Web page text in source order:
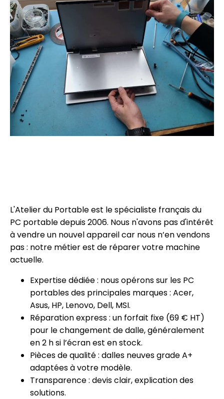
L'Atelier du Portable est le spécialiste français du
PC portable depuis 2006. Nous n'avons pas d'intérêt
à vendre un nouvel appareil car nous n’en vendons
pas : notre métier est de réparer votre machine
actuelle.
Expertise dédiée : nous opérons sur les PC
portables des principales marques : Acer,
Asus, HP, Lenovo, Dell, MSI.
Réparation express : un forfait fixe (69 € HT)
pour le changement de dalle, généralement
en 2 h si l’écran est en stock.
Pièces de qualité : dalles neuves grade A+
adaptées à votre modèle.
Transparence : devis clair, explication des
solutions.